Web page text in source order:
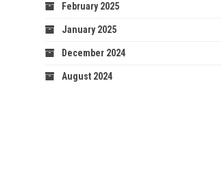
February 2025
January 2025
December 2024
August 2024